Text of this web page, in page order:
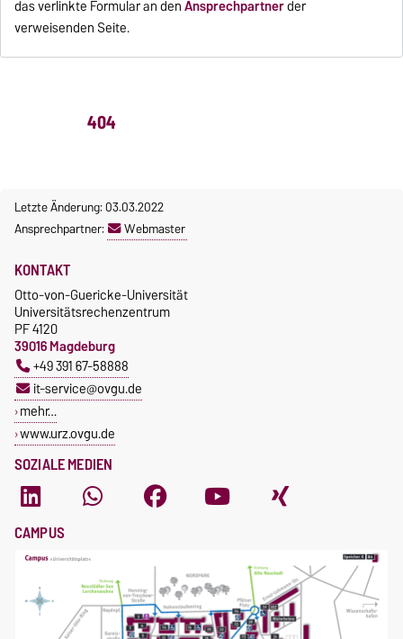
das verlinkte Formular an denAnsprechpartnerder
verweisenden Seite.
404
Letzte Änderung: 03.03.2022
Ansprechpartner:
Webmaster
SOZIALE MEDIEN
KONTAKT
Otto-von-Guericke-Universität
Universitätsrechenzentrum
PF 4120
39016 Magdeburg
+49 391 67-58888
it-service@ovgu.de
mehr…
www.urz.ovgu.de
CAMPUS